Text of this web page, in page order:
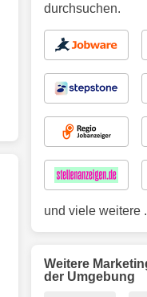
durchsuchen.
und viele weitere
Weitere
der Umgebung